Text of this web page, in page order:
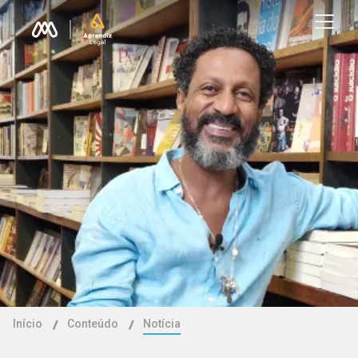
Início Conteúdo Notícia